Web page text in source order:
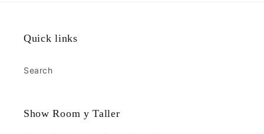
Quick links
Search
Show Room y Taller